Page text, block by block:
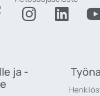
ja -